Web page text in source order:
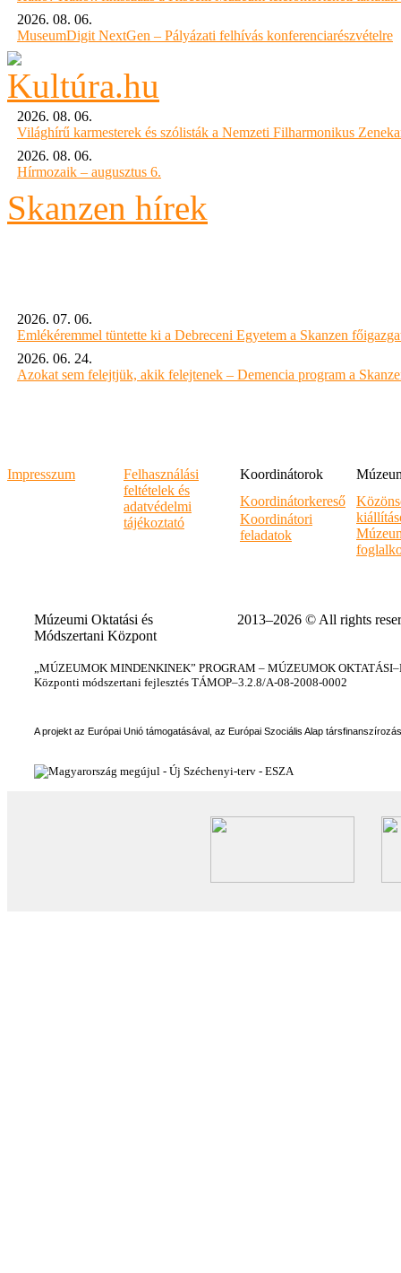
2026. 08. 06.
MuseumDigit NextGen – Pályázati felhívás konferenciarészvételre
2026. 08. 06.
Világhírű karmesterek és szólisták a Nemzeti Filharmonikus
2026. 08. 06.
Hírmozaik – augusztus 6.
Skanzen hírek
2026. 07. 06.
Emlékéremmel tüntette ki a Debreceni Egyetem a Skanzen
2026. 06. 24.
Azokat sem felejtjük, akik felejtenek – Demencia program a
Impresszum
Felhasználási
feltételek és
adatvédelmi
tájékoztató
Koordinátorok
Koordinátorkereső
Koordinátori
feladatok
Múzeumi Oktatási és
Módszertani Központ
2013–2026 © All rights
„MÚZEUMOK MINDENKINEK” PROGRAM – MÚZEUMOK
Központi módszertani fejlesztés TÁMOP–3.2.8/A-08-2008-0002
A projekt az Európai Unió támogatásával, az Európai Szociális Alap